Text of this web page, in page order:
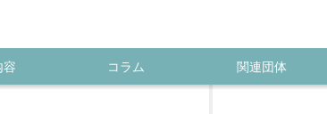
容 コラム 関連団体